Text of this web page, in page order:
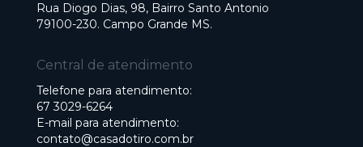
Rua Diogo Dias, 98, Bairro Santo Antonio
79100-230. Campo Grande MS.
Central de atendimento
Telefone para atendimento:
67 3029-6264
E-mail para atendimento:
contato@casadotiro.com.br